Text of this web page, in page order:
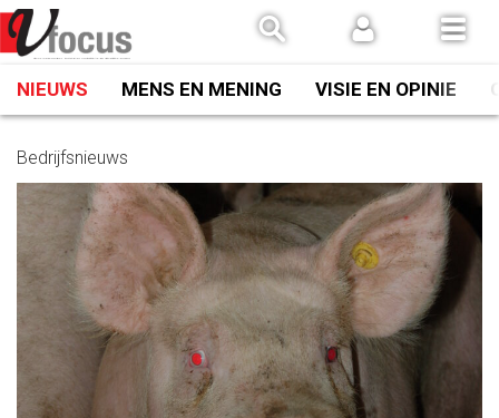
Spring
naar
inhoud
NIEUWS MENS EN MENING VISIE EN OPINIE
Bedrijfsnieuws